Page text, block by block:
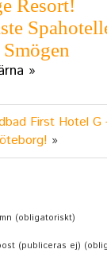
Resort!
»
First Hotel G
»
(obligatoriskt)
(publiceras ej)